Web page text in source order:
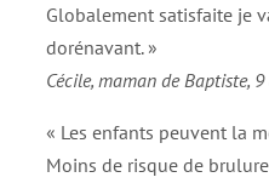
Globalement satisfaite je
dorénavant. »
Cécile, maman de Baptiste, 9
« Les enfants peuvent la
Moins de risque de